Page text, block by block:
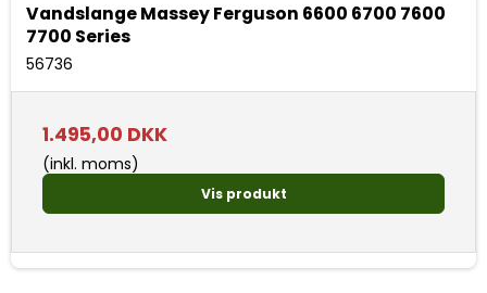
Vandslange Massey Ferguson 6600 6700 7600
7700 Series
56736
1.495,00 DKK
(inkl. moms)
Vis produkt